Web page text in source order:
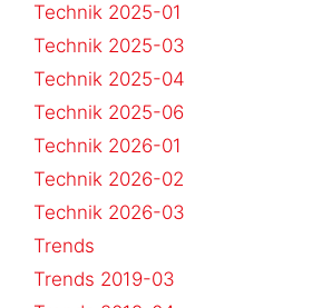
Technik 2025-01
Technik 2025-03
Technik 2025-04
Technik 2025-06
Technik 2026-01
Technik 2026-02
Technik 2026-03
Trends
Trends 2019-03